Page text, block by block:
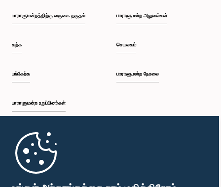
பாராளுமன்றத்திற்கு வருகை தருதல்
கற்க
பங்கேற்க
பாராளுமன்ற உறுப்பினர்கள்
முதற்பக்கம்
பாராளுமன்ற அலுவல்கள்
செயலகம்
பாராளுமன்ற நேரலை
பாராளுமன்ற கையடக்க செயலி